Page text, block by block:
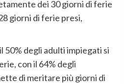
dei 30 giorni di ferie
giorni di ferie presi,
50% degli adulti impiegati si
con il 64% degli
di meritare più giorni di